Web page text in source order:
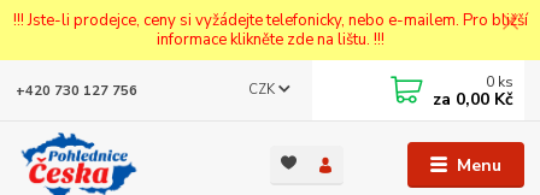
!!! Jste-li prodejce, ceny si vyžádejte telefonicky, nebo e-mailem. Pro bližší
informace klikněte zde na lištu. !!!
Menu
CZK
+420 730 127 756 0 ks
za 0,00 Kč